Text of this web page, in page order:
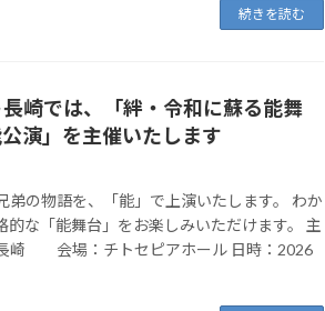
続きを読む
崎では、「絆・令和に蘇る能舞
演」を主催いたします
弟の物語を、「能」で上演いたします。 わか
的な「能舞台」をお楽しみいただけます。 主
崎 会場：チトセピアホール 日時：2026